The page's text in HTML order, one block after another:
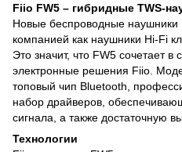
Fiio FW5 – гибридные TWS-
Новые беспроводные наушники
компанией как наушники Hi-Fi
Это значит, что FW5 сочетает в
электронные решения Fiio.
топовый чип Bluetooth,
набор драйверов,
сигнала, а также достаточную
Технологии